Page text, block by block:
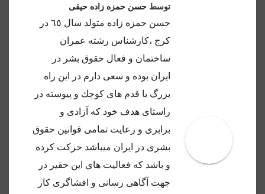
توسط حسن حمزه زاده حیقی
حسن حمزه زاده متولد سال ٦٥ در
كرج ،كارشناس رشته عمران
ساختمان و فعال حقوق بشر در
ايران بوده و سعى دارم در اين راه
بزرگ با قدم هاى كوچك و پيوسته در
راستاى هدف خود كه آزادى و
برابرى و رعايت تمامى قوانين حقوق
بشرى در ايران ميباشد حركت كرده
و باشد كه فعاليت هاي اين حقير در
جهت آگاهى رسانى و افشاگرى كار